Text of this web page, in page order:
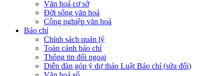
Văn hoá cơ sở
Đời sống văn hoá
Công nghiệp văn hoá
Báo chí
Chính sách quản lý
Toàn cảnh báo chí
Thông tin đối ngoại
Diễn đàn góp ý dự thảo Luật Báo chí (sửa đổi)